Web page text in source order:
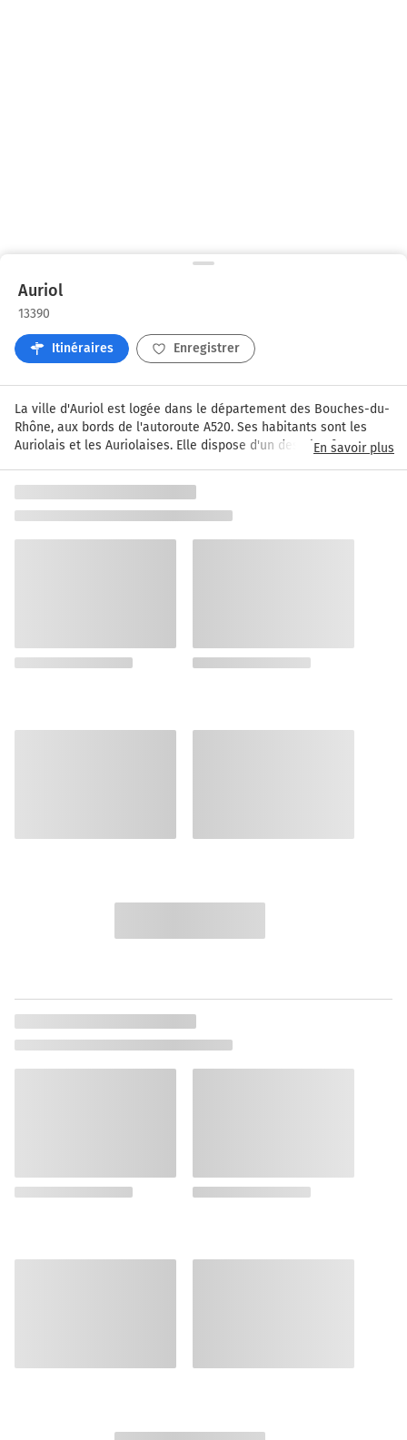
Auriol
13390
Itinéraires Enregistrer
La ville d'Auriol est logée dans le département des Bouches-du-
Rhône, aux bords de l'autoroute A520. Ses habitants sont les
Auriolais et les Auriolaises. Elle dispose d'un des plus forts taux
En savoir plus